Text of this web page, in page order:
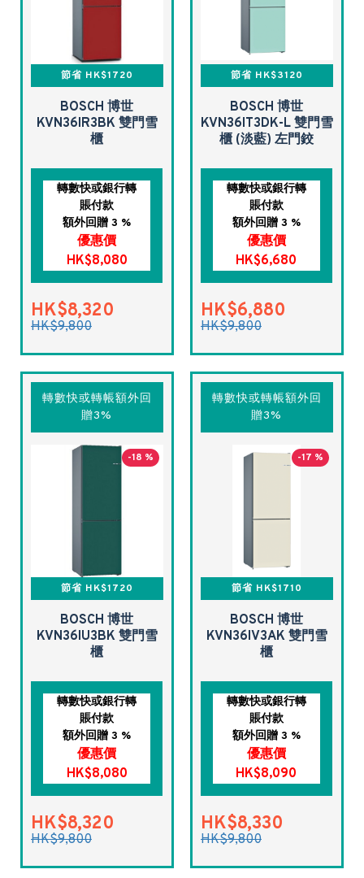
節省 HK$1720
BOSCH 博世
KVN36IR3BK 雙門雪
櫃
轉數快或銀行轉
賬付款
額外回贈 3 %
優惠價
HK$8,080
HK$8,320
HK$9,800
節省 HK$3120
BOSCH 博世
KVN36IT3DK-L 雙門雪
櫃 (淡藍) 左門鉸
轉數快或銀行轉
賬付款
額外回贈 3 %
優惠價
HK$6,680
HK$6,880
HK$9,800
轉數快或轉帳額外回
贈3%
-18 %
節省 HK$1720
BOSCH 博世
KVN36IU3BK 雙門雪
櫃
轉數快或銀行轉
賬付款
額外回贈 3 %
優惠價
HK$8,080
HK$8,320
HK$9,800
轉數快或轉帳額外回
贈3%
-17 %
節省 HK$1710
BOSCH 博世
KVN36IV3AK 雙門雪
櫃
轉數快或銀行轉
賬付款
額外回贈 3 %
優惠價
HK$8,090
HK$8,330
HK$9,800